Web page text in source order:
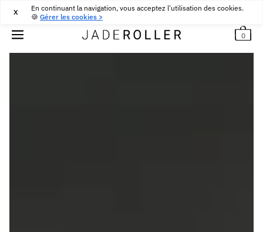
En continuant la navigation, vous acceptez l'utilisation des cookies.
🍪 Gérer les cookies >
X LIVRAISON OFFERTE DÈS$58D'ACHAT
0